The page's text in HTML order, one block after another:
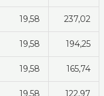
19,58 237,02
19,58 194,25
19,58 165,74
19,58 122,97